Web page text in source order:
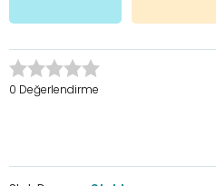
0 Değerlendirme